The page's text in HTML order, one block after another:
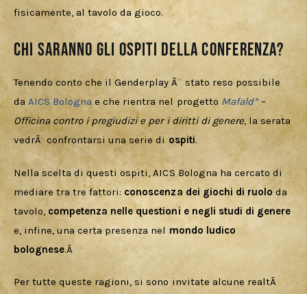
fisicamente, al tavolo da gioco.
Chi saranno gli ospiti della conferenza?
Tenendo conto che il Genderplay Ã¨ stato reso possibile
da AICS Bologna e che rientra nel progetto Mafald* –
Officina contro i pregiudizi e per i diritti di genere, la serata
vedrÃ  confrontarsi una serie di ospiti.
Nella scelta di questi ospiti, AICS Bologna ha cercato di
mediare tra tre fattori: conoscenza dei giochi di ruolo da
tavolo, competenza nelle questioni e negli studi di genere
e, infine, una certa presenza nel mondo ludico
bolognese.Â
Per tutte queste ragioni, si sono invitate alcune realtÃ